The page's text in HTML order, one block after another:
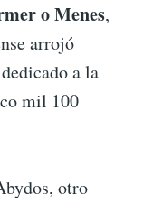
o Menes,
arrojó
a la
mil 100
otro